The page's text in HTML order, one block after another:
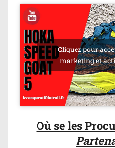
Cliquez pour
marketing et
Où se les